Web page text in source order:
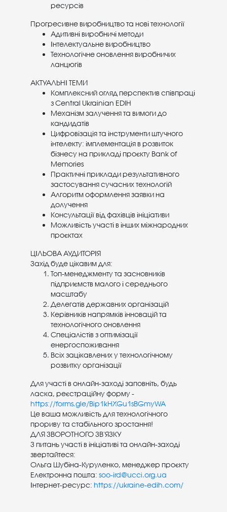
ресурсів
Прогресивне виробництво та нові технології
Адитивні виробничі методи
Інтелектуальне виробництво
Технологічне оновлення виробничих
ланцюгів
АКТУАЛЬНІ ТЕМИ
Комплексний огляд перспектив співпраці
з Central Ukrainian EDIH
Механізм залучення та вимоги до
кандидатів
Цифровізація та інструменти штучного
інтелекту: імплементація в розвиток
бізнесу на прикладі проєкту Bank of
Memories
Практичні приклади результативного
застосування сучасних технологій
Алгоритм оформлення заявки на
долучення
Консультації від фахівців ініціативи
Можливість участі в інших міжнародних
проєктах
ЦІЛЬОВА АУДИТОРІЯ
Захід буде цікавим для:
Топ-менеджменту та засновників
підприємств малого і середнього
масштабу
Делегатів державних організацій
Керівників напрямків інновацій та
технологічного оновлення
Спеціалістів з оптимізації
енергоспоживання
Всіх зацікавлених у технологічному
розвитку організації
Для участі в онлайн-заході заповніть, будь
ласка, реєстраційну форму -
https://forms.gle/Bip1kHXGu1sBGmyWA
Це ваша можливість для технологічного
прориву та стабільного зростання!
ДЛЯ ЗВОРОТНОГО ЗВ'ЯЗКУ
З питань участі в ініціативі та онлайн-заході
звертайтеся:
Ольга Шубіна-Куруленко, менеджер проєкту
Електронна пошта: soo-ird@ucci.org.ua
Інтернет-ресурс: https://ukraine-edih.com/